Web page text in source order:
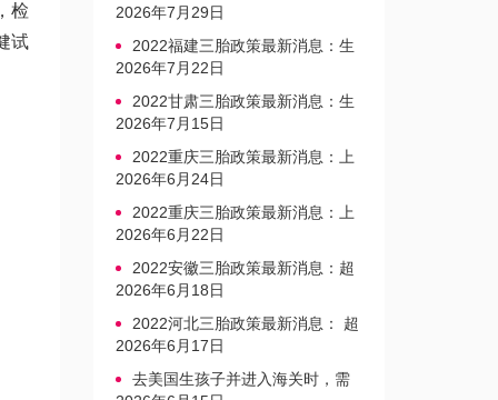
检
试
文读懂上户口是否罚款
2026年7月29日
2022福建三胎政策最新消息：生
育奖励发放迎新标准
2026年7月22日
2022甘肃三胎政策最新消息：生
育产假不享受带薪福利
2026年7月15日
2022重庆三胎政策最新消息：上
户口、办准生证指南
2026年6月24日
2022重庆三胎政策最新消息：上
户口、办准生证指南
2026年6月22日
2022安徽三胎政策最新消息：超
生家庭罚款标准更新
2026年6月18日
2022河北三胎政策最新消息： 超
生三孩不再缴纳社会抚养费
2026年6月17日
去美国生孩子并进入海关时，需